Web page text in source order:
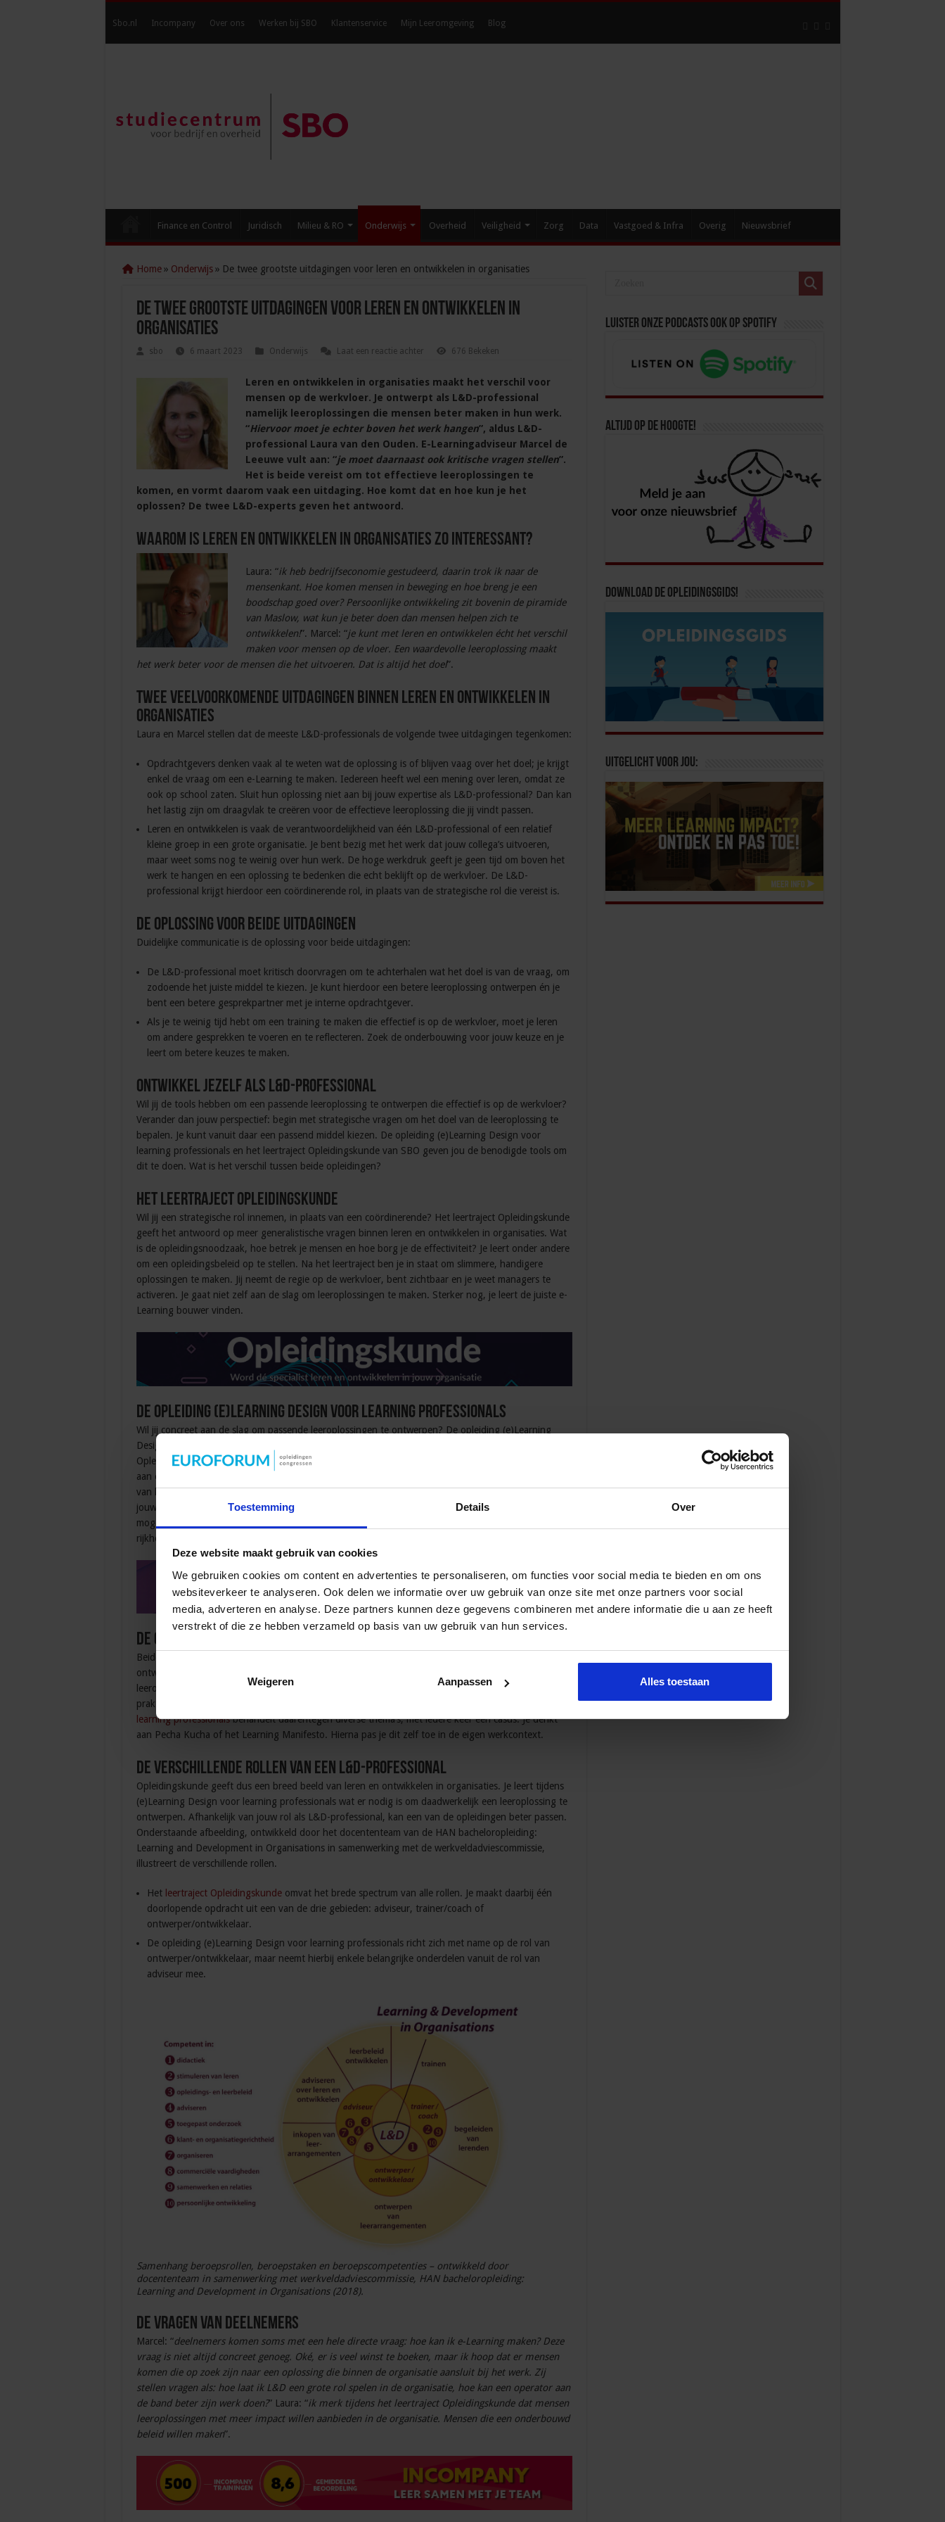
Toestemming Details Over
Deze website maakt gebruik van cookies
We gebruiken cookies om content en advertenties te personaliseren, om functies voor social media te bieden en om ons
websiteverkeer te analyseren. Ook delen we informatie over uw gebruik van onze site met onze partners voor social
media, adverteren en analyse. Deze partners kunnen deze gegevens combineren met andere informatie die u aan ze heeft
verstrekt of die ze hebben verzameld op basis van uw gebruik van hun services.
Weigeren Aanpassen Alles toestaan
Sbo.nl Incompany Over ons Werken bij SBO Klantenservice Mijn Leeromgeving Blog
Finance en Control Juridisch Milieu & RO Onderwijs Overheid Veiligheid Zorg Data Vastgoed & Infra Overig Nieuwsbrief
Home » Onderwijs » De twee grootste uitdagingen voor leren en ontwikkelen in organisaties
De twee grootste uitdagingen voor leren en ontwikkelen in
organisaties
sbo 6 maart 2023 Onderwijs Laat een reactie achter 676 Bekeken
Leren en ontwikkelen in organisaties maakt het verschil voor
mensen op de werkvloer. Je ontwerpt als L&D-professional
namelijk leeroplossingen die mensen beter maken in hun werk.
“Hiervoor moet je echter boven het werk hangen”, aldus L&D-
professional Laura van den Ouden. E-Learningadviseur Marcel de
Leeuwe vult aan: “je moet daarnaast ook kritische vragen stellen”.
Het is beide vereist om tot effectieve leeroplossingen te
komen, en vormt daarom vaak een uitdaging. Hoe komt dat en hoe kun je het
oplossen? De twee L&D-experts geven het antwoord.
Waarom is leren en ontwikkelen in organisaties zo interessant?
Laura: “ik heb bedrijfseconomie gestudeerd, daarin trok ik naar de
mensenkant. Hoe komen mensen in beweging en hoe breng je een
boodschap goed over? Persoonlijke ontwikkeling zit bovenin de piramide
van Maslow, wat kun je beter doen dan mensen helpen zich te
ontwikkelen!”. Marcel: “je kunt met leren en ontwikkelen écht het verschil
maken voor mensen op de vloer. Een waardevolle leeroplossing maakt
het werk beter voor de mensen die het uitvoeren. Dat is altijd het doel”.
Twee veelvoorkomende uitdagingen binnen leren en ontwikkelen in
organisaties
Laura en Marcel stellen dat de meeste L&D-professionals de volgende twee uitdagingen tegenkomen:
Opdrachtgevers denken vaak al te weten wat de oplossing is of blijven vaag over het doel; je krijgt
enkel de vraag om een e-Learning te maken. Iedereen heeft wel een mening over leren, omdat ze
ook op school zaten. Sluit hun oplossing niet aan bij jouw expertise als L&D-professional? Dan kan
het lastig zijn om draagvlak te creëren voor de effectieve leeroplossing die jij vindt passen.
Leren en ontwikkelen is vaak de verantwoordelijkheid van één L&D-professional of een relatief
kleine groep in een grote organisatie. Je bent bezig met het werk dat jouw collega’s uitvoeren,
maar weet soms nog te weinig over hun werk. De hoge werkdruk geeft je geen tijd om boven het
werk te hangen en een oplossing te bedenken die echt beklijft op de werkvloer. De L&D-
professional krijgt hierdoor een coördinerende rol, in plaats van de strategische rol die vereist is.
De oplossing voor beide uitdagingen
Duidelijke communicatie is de oplossing voor beide uitdagingen:
De L&D-professional moet kritisch doorvragen om te achterhalen wat het doel is van de vraag, om
zodoende het juiste middel te kiezen. Je kunt hierdoor een betere leeroplossing ontwerpen én je
bent een betere gesprekpartner met je interne opdrachtgever.
Als je te weinig tijd hebt om een training te maken die effectief is op de werkvloer, moet je leren
om andere gesprekken te voeren en te reflecteren. Zoek de onderbouwing voor jouw keuze en je
leert om betere keuzes te maken.
Ontwikkel jezelf als L&D-professional
Wil jij de tools hebben om een passende leeroplossing te ontwerpen die effectief is op de werkvloer?
Verander dan jouw perspectief: begin met strategische vragen om het doel van de leeroplossing te
bepalen. Je kunt vanuit daar een passend middel kiezen. De opleiding (e)Learning Design voor
learning professionals en het leertraject Opleidingskunde van SBO geven jou de benodigde tools om
dit te doen. Wat is het verschil tussen beide opleidingen?
Het leertraject Opleidingskunde
Wil jij een strategische rol innemen, in plaats van een coördinerende? Het leertraject Opleidingskunde
geeft het antwoord op meer generalistische vragen binnen leren en ontwikkelen in organisaties. Wat
is de opleidingsnoodzaak, hoe betrek je mensen en hoe borg je de effectiviteit? Je leert onder andere
om een opleidingsbeleid op te stellen. Na het leertraject ben je in staat om slimmere, handigere
oplossingen te maken. Jij neemt de regie op de werkvloer, bent zichtbaar en je weet managers te
activeren. Je gaat niet zelf aan de slag om leeroplossingen te maken. Sterker nog, je leert de juiste e-
Learning bouwer vinden.
De opleiding (e)Learning Design voor learning professionals
Wil jij concreet aan de slag om passende leeroplossingen te ontwerpen? De opleiding (e)Learning
Design voor learning professionals is meer verdiepend en specialistisch als het leertraject
Opleidingskunde. Uiteraard komen er modellen en voorbeelden ter sprake, maar vervolgens werk je
aan een verwerkingsopdracht. Een voorbeeld is de optimalisatie van het inwerktraject aan de hand
van het acht velden-model. Bepaal het doel en kies een leervorm. Hierna onderbouw je waarom je
jouw keuzes hebt gemaakt en bespreek je wat er beter kan. Het gaat over het ontdekken van
mogelijke keuzes en de bijbehorende resultaten. Na de opleiding heb je een beter beeld van de
rijkheid aan oplossingen.
De grootste verschillen tussen de opleidingen
Beide opleidingen hebben hetzelfde doel voor ogen: een verandering in perspectief omtrent leren en
ontwikkelen in de organisatie. Je leert anders communiceren met jouw collega’s, om zo een betere
leeroplossing te realiseren. Het leertraject Opleidingskunde behandelt een thema uit jouw eigen
praktijk, bijvoorbeeld meten wat de impact is van leren. De
learning professionalsbehandelt daarentegen diverse thema’s, met iedere keer een casus. Je denkt
aan Pecha Kucha of het Learning Manifesto. Hierna pas je dit zelf toe in de eigen werkcontext.
De verschillende rollen van een L&D-professional
Opleidingskunde geeft dus een breed beeld van leren en ontwikkelen in organisaties. Je leert tijdens
(e)Learning Design voor learning professionals wat er nodig is om daadwerkelijk een leeroplossing te
ontwerpen. Afhankelijk van jouw rol als L&D-professional, kan een van de opleidingen beter passen.
Onderstaande afbeelding, ontwikkeld door het docententeam van de HAN bacheloropleiding:
Learning and Development in Organisations in samenwerking met de werkveldadviescommissie,
illustreert de verschillende rollen.
Het leertraject Opleidingskundeomvat het brede spectrum van alle rollen. Je maakt daarbij één
doorlopende opdracht uit een van de drie gebieden: adviseur, trainer/coach of
ontwerper/ontwikkelaar.
De opleiding (e)Learning Design voor learning professionals richt zich met name op de rol van
ontwerper/ontwikkelaar, maar neemt hierbij enkele belangrijke onderdelen vanuit de rol van
adviseur mee.
Samenhang beroepsrollen, beroepstaken en beroepscompetenties – ontwikkeld door
docententeam in samenwerking met werkveldadviescommissie, HAN bacheloropleiding:
Learning and Development in Organisations (2018).
De vragen van deelnemers
Marcel: “deelnemers komen soms met een hele directe vraag: hoe kan ik e-Learning maken? Deze
vraag is niet altijd concreet genoeg. Oké, er is veel winst te boeken, maar ik hoop dat er mensen
komen die op zoek zijn naar een oplossing die binnen de organisatie aansluit bij het werk. Zij
stellen vragen als: hoe laat ik L&D een grote rol spelen in de organisatie, hoe kan een operator aan
de band beter zijn werk doen?” Laura: “ik merk tijdens het leertraject Opleidingskunde dat mensen
leeroplossingen met meer impact willen aanbieden in de organisatie. Mensen die een onderbouwd
beleid willen maken”.
Luister onze podcasts ook op spotify
Altijd op de hoogte!
Download de opleidingsgids!
Uitgelicht voor jou: